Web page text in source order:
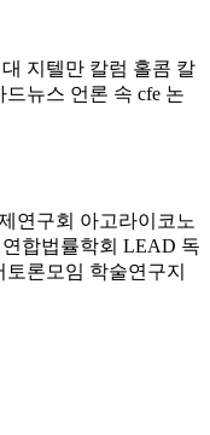
지텔만 칼럼 홀콤 칼
드뉴스 언론 속 cfe 논
연구회 아고라이코노
연합법률학회 LEAD 독
토론모임 학술연구지